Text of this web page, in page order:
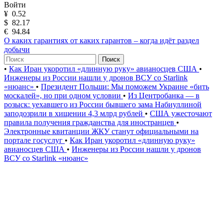
Войти
¥ 0.52
$ 82.17
€ 94.84
О каких гарантиях от каких гарантов – когда идёт раздел
добычи
Поиск
• Как Иран укоротил «длинную руку» авианосцев США •
Инженеры из России нашли у дронов ВСУ со Starlink
«нюанс» • Президент Польши: Мы поможем Украине «бить
москалей», но при одном условии • Из Центробанка — в
розыск: уехавшего из России бывшего зама Набиуллиной
заподозрили в хищении 4,3 млрд рублей • США ужесточают
правила получения гражданства для иностранцев •
Электронные квитанции ЖКУ станут официальными на
портале госуслуг • Как Иран укоротил «длинную руку»
авианосцев США • Инженеры из России нашли у дронов
ВСУ со Starlink «нюанс»